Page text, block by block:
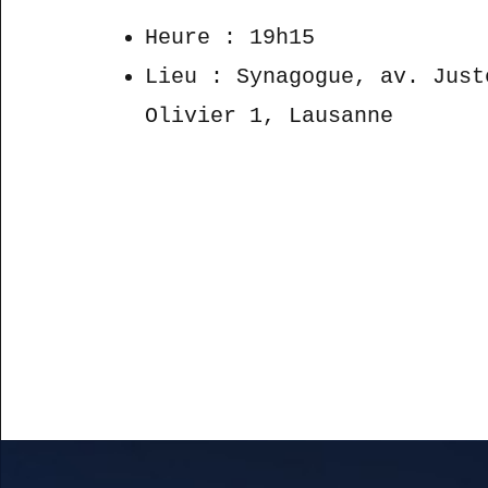
Heure : 19h15
Lieu : Synagogue, av.
Olivier 1, Lausanne